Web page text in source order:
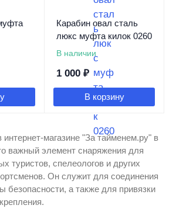
Карабин овал сталь
люкс муфта килок 0260
В наличии
1 000 ₽
В корзину
магазине "За тайменем.ру" в
важный элемент снаряжения для
туристов, спелеологов и других
Он служит для соединения
безопасности, а также для привязки